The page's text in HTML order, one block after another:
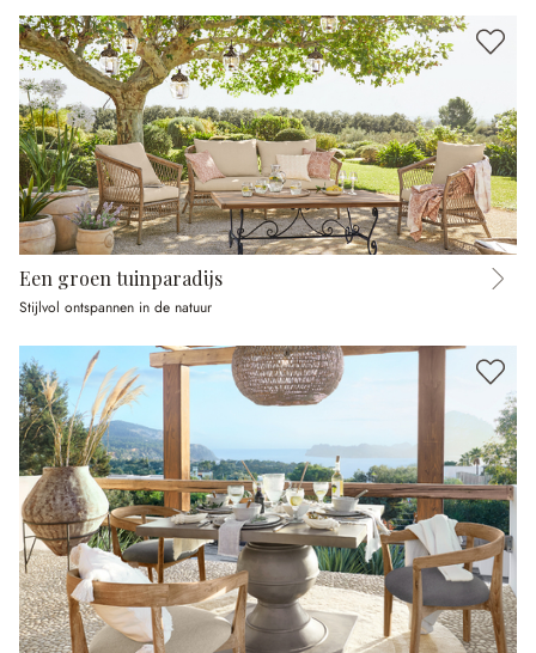
Een groen tuinparadijs
Stijlvol ontspannen in de natuur